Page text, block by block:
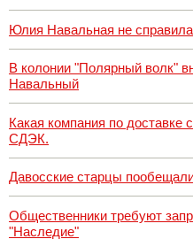
Юлия Навальная не
В колонии "Полярный волк"
Навальный
Какая компания по доставке
СДЭК.
Давосские старцы
Общественники требуют
"Наследие"